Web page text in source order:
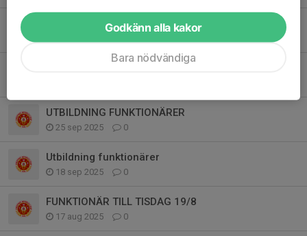
UTBILDNING TILL TRÄNINGSLEDARE
Kallelse till årsmöte – LMS Roadracing
UTBILDNING FUNKTIONÄRER
25 sep 2025 0
Utbildning funktionärer
18 sep 2025 0
FUNKTIONÄR TILL TISDAG 19/8
17 aug 2025 0
Godkänn alla kakor
Bara nödvändiga